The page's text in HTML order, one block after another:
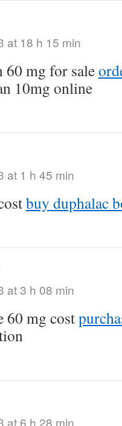
at 18 h 15 min
60 mg for sale
10mg online
at 1 h 45 min
buy duphalac
at 3 h 08 min
mg cost
at 6 h 28 min